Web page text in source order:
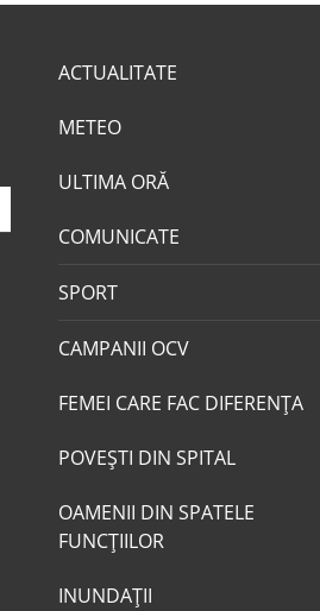
ACTUALITATE
METEO
ULTIMA ORĂ
COMUNICATE
SPORT
CAMPANII OCV
FEMEI CARE FAC DIFERENȚA
POVEŞTI DIN SPITAL
OAMENII DIN SPATELE
FUNCŢIILOR
INUNDAŢII